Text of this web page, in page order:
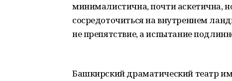
минималистична, почти аскетична,
сосредоточиться на внутреннем
не препятствие, а испытание
Башкирский драматический театр